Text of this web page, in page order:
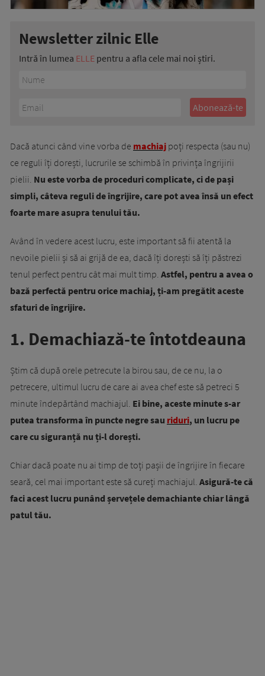
Newsletter zilnic Elle
Intră în lumea ELLE pentru a afla cele mai noi știri.
Dacă atunci când vine vorba de machiaj poți respecta (sau nu)
ce reguli îți dorești, lucrurile se schimbă în privința îngrijirii
pielii. Nu este vorba de proceduri complicate, ci de pași
simpli, câteva reguli de îngrijire, care pot avea însă un efect
foarte mare asupra tenului tău.
Având în vedere acest lucru, este important să fii atentă la
nevoile pielii și să ai grijă de ea, dacă îți dorești să îți păstrezi
tenul perfect pentru cât mai mult timp. Astfel, pentru a avea o
bază perfectă pentru orice machiaj, ți-am pregătit aceste
sfaturi de îngrijire.
1. Demachiază-te întotdeauna
Știm că după orele petrecute la birou sau, de ce nu, la o
petrecere, ultimul lucru de care ai avea chef este să petreci 5
minute îndepărtând machiajul. Ei bine, aceste minute s-ar
putea transforma în puncte negre sau riduri, un lucru pe
care cu siguranță nu ți-l dorești.
Chiar dacă poate nu ai timp de toți pașii de îngrijire în fiecare
seară, cel mai important este să cureți machiajul. Asigură-te că
faci acest lucru punând șervețele demachiante chiar lângă
patul tău.